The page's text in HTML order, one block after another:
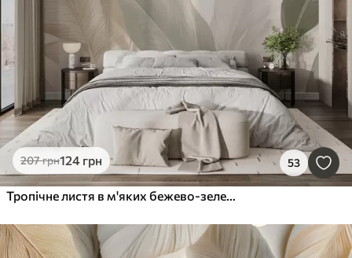
207грн124 грн 53
Тропічне листя в м'яких бежево-зелених тонах, з акварельним ефектом і ніжними переходами кольорів